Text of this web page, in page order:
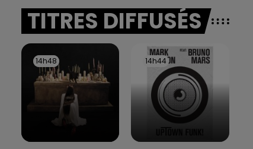
TITRES DIFFUSÉS
14h48
14h48 14h44
14h44